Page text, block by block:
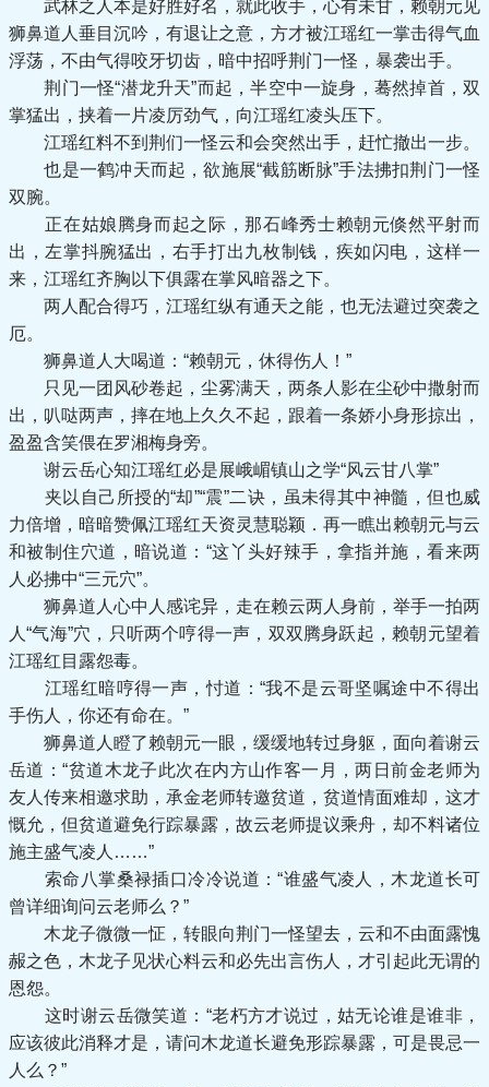
武林之人本是好胜好名，就此收手，心有未甘，赖朝元见
狮鼻道人垂目沉吟，有退让之意，方才被江瑶红一掌击得气血
浮荡，不由气得咬牙切齿，暗中招呼荆门一怪，暴袭出手。
荆门一怪“潜龙升天”而起，半空中一旋身，蓦然掉首，双
掌猛出，挟着一片凌厉劲气，向江瑶红凌头压下。
江瑶红料不到荆们一怪云和会突然出手，赶忙撤出一步。
也是一鹤冲天而起，欲施展“截筋断脉”手法拂扣荆门一怪
双腕。
正在姑娘腾身而起之际，那石峰秀士赖朝元倏然平射而
出，左掌抖腕猛出，右手打出九枚制钱，疾如闪电，这样一
来，江瑶红齐胸以下俱露在掌风暗器之下。
两人配合得巧，江瑶红纵有通天之能，也无法避过突袭之
厄。
狮鼻道人大喝道：“赖朝元，休得伤人！”
只见一团风砂卷起，尘雾满天，两条人影在尘砂中撒射而
出，叭哒两声，摔在地上久久不起，跟着一条娇小身形掠出，
盈盈含笑偎在罗湘梅身旁。
谢云岳心知江瑶红必是展峨嵋镇山之学“风云甘八掌”
夹以自己所授的“却”“震”二诀，虽未得其中神髓，但也威
力倍增，暗暗赞佩江瑶红天资灵慧聪颖．再一瞧出赖朝元与云
和被制住穴道，暗说道：“这丫头好辣手，拿指并施，看来两
人必拂中“三元穴”。
狮鼻道人心中人感诧异，走在赖云两人身前，举手一拍两
人“气海”穴，只听两个哼得一声，双双腾身跃起，赖朝元望着
江瑶红目露怨毒。
江瑶红暗哼得一声，忖道：“我不是云哥坚嘱途中不得出
手伤人，你还有命在。”
狮鼻道人瞪了赖朝元一眼，缓缓地转过身躯，面向着谢云
岳道：“贫道木龙子此次在内方山作客一月，两日前金老师为
友人传来相邀求助，承金老师转邀贫道，贫道情面难却，这才
慨允，但贫道避免行踪暴露，故云老师提议乘舟，却不料诸位
施主盛气凌人……”
索命八掌桑禄插口冷冷说道：“谁盛气凌人，木龙道长可
曾详细询问云老师么？”
木龙子微微一怔，转眼向荆门一怪望去，云和不由面露愧
赧之色，木龙子见状心料云和必先出言伤人，才引起此无谓的
恩怨。
这时谢云岳微笑道：“老朽方才说过，姑无论谁是谁非，
应该彼此消释才是，请问木龙道长避免形踪暴露，可是畏忌一
人么？”